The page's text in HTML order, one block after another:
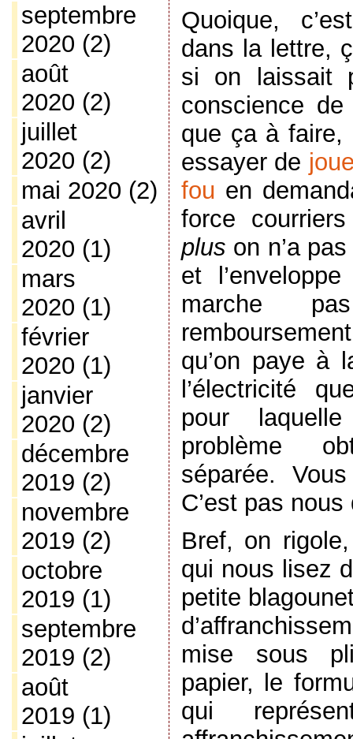
septembre
2020 (2)
août
2020 (2)
juillet
2020 (2)
mai 2020 (2)
avril
2020 (1)
mars
2020 (1)
février
2020 (1)
janvier
2020 (2)
décembre
2019 (2)
novembre
2019 (2)
octobre
2019 (1)
septembre
2019 (2)
août
2019 (1)
Quoique,
dans la lettre,
si on laissait
conscience
que ça à faire,
essayer de
fou en
force
plus on n’a
et
marche
qu’on paye à
l’électricité
pour
problème
séparée.
C’est pas
Bref, on
qui nous lisez
petite
mise sous
papier, le
qui